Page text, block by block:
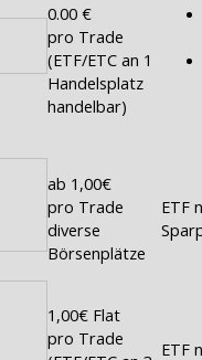
0.00 €
pro Trade
(ETF/ETC an 1
Handelsplatz
handelbar)
ab 1,00€
pro Trade
diverse
Börsenplätze
ETF
1,00€ Flat
pro Trade
ETF